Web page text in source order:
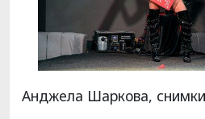
Анджела Шаркова,